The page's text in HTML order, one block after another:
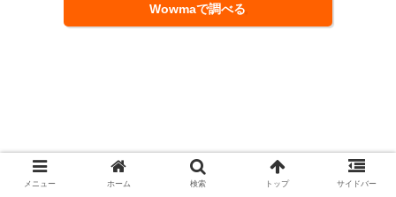
Wowmaで調べる
メニュー ホーム 検索 トップ サイドバー